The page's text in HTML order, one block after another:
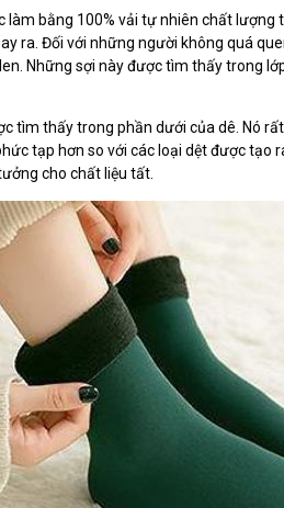
bằng 100% vải tự nhiên chất lượng
ra. Đối với những người không quá
Những sợi này được tìm thấy trong
tìm thấy trong phần dưới của dê. Nó
tạp hơn so với các loại dệt được tạo
cho chất liệu tất.